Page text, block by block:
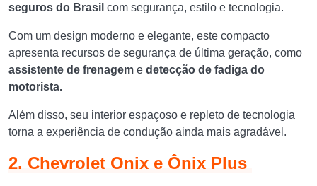
seguros do Brasil com segurança, estilo e tecnologia.
Com um design moderno e elegante, este compacto
apresenta recursos de segurança de última geração, como
assistente de frenagem e detecção de fadiga do
motorista.
Além disso, seu interior espaçoso e repleto de tecnologia
torna a experiência de condução ainda mais agradável.
2. Chevrolet Onix e Ônix Plus